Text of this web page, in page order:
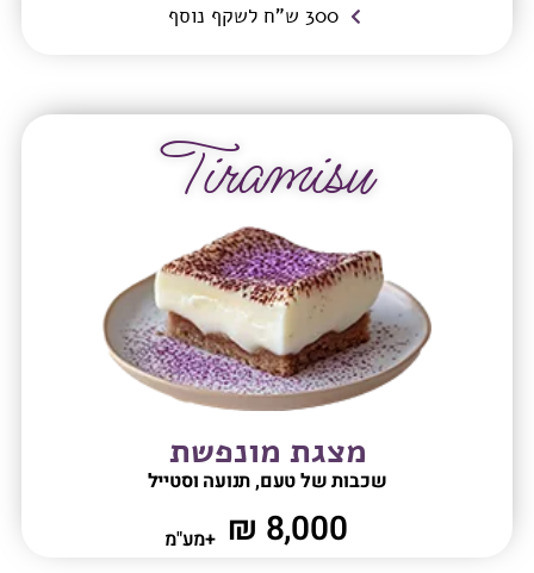
300 ש"ח לשקף נוסף
Tiramisu
מצגת מונפשת
שכבות של טעם, תנועה וסטייל
8,000 ₪ +מע"מ